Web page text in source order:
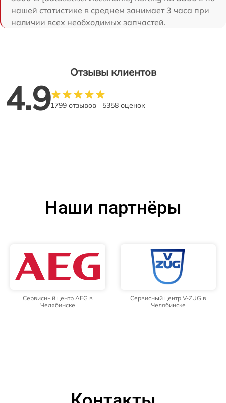
нашей статистике в среднем занимает 3 часа при
наличии всех необходимых запчастей.
Отзывы клиентов
4.91799 отзывов 5358 оценок
Наши партнёры
Сервисный центр AEG в
Челябинске
Сервисный центр V-ZUG в
Челябинске